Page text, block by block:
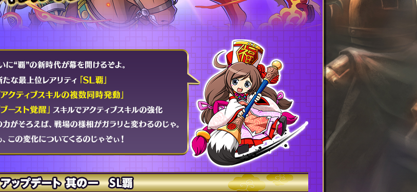
アップデート 其の一 SL覇